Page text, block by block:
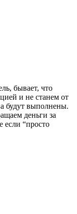
бывает, что
и не станем от
будут выполнены.
деньги за
если “просто